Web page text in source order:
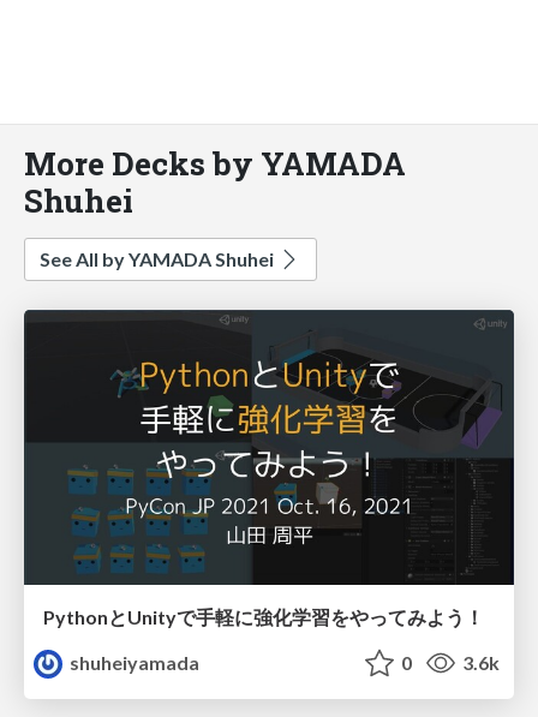
More Decks by YAMADA
Shuhei
See All by YAMADA Shuhei
PythonとUnityで手軽に強化学習をやってみよう！
shuheiyamada
0 3.6k